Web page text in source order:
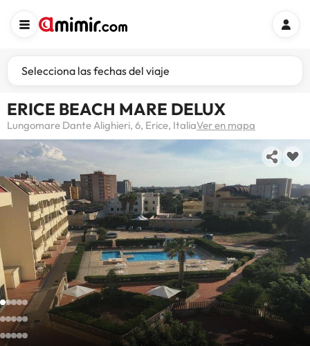
Selecciona las fechas del viaje
ERICE BEACH MARE DELUX
Lungomare Dante Alighieri, 6, Erice, ItaliaVer en mapa